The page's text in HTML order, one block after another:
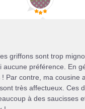
griffons sont trop
aucune préférence. En
Par contre, ma cousine
très affectueux. Ces
à des saucisses